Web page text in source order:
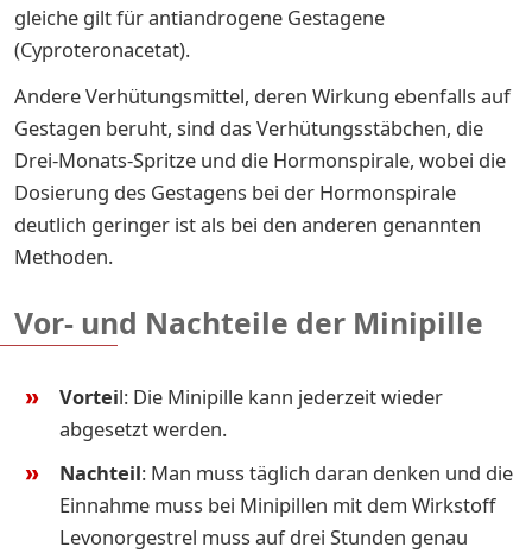
gleiche gilt für antiandrogene Gestagene
(Cyproteronacetat).
Andere Verhütungsmittel, deren Wirkung ebenfalls auf
Gestagen beruht, sind das Verhütungsstäbchen, die
Drei-Monats-Spritze und die Hormonspirale, wobei die
Dosierung des Gestagens bei der Hormonspirale
deutlich geringer ist als bei den anderen genannten
Methoden.
Vor- und Nachteile der Minipille
Vorteil: Die Minipille kann jederzeit wieder
abgesetzt werden.
Nachteil: Man muss täglich daran denken und die
Einnahme muss bei Minipillen mit dem Wirkstoff
Levonorgestrel muss auf drei Stunden genau